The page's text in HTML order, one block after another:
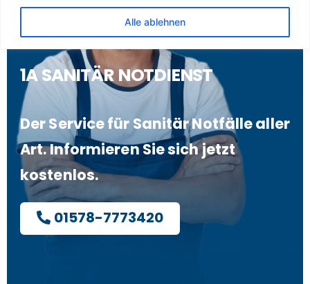
Alle ablehnen
1A SANITÄR NOTDIENST
Der Service für Sanitär Notfälle aller
Art. Informieren Sie sich jetzt
kostenlos.
01578-7773420